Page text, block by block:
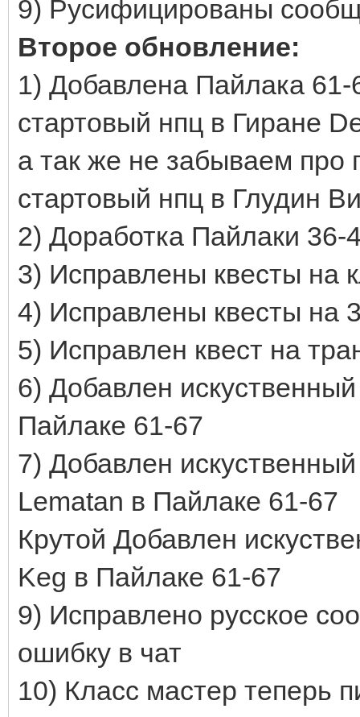
9) Русифицированы
Второе обновление:
1) Добавлена Пайлака 61-
стартовый нпц в Гиране
а так же не забываем про
стартовый нпц в Глудин
2) Доработка Пайлаки 36-
3) Исправлены квесты на
4) Исправлены квесты на
5) Исправлен квест на
6) Добавлен
Пайлаке 61-67
7) Добавлен
Lematan в Пайлаке 61-67
Крутой Добавлен
Keg в Пайлаке 61-67
9) Исправлено русское
ошибку в чат
10) Класс мастер теперь